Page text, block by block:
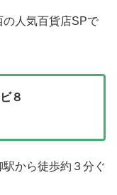
人気百貨店SPで
８
から徒歩約３分ぐ